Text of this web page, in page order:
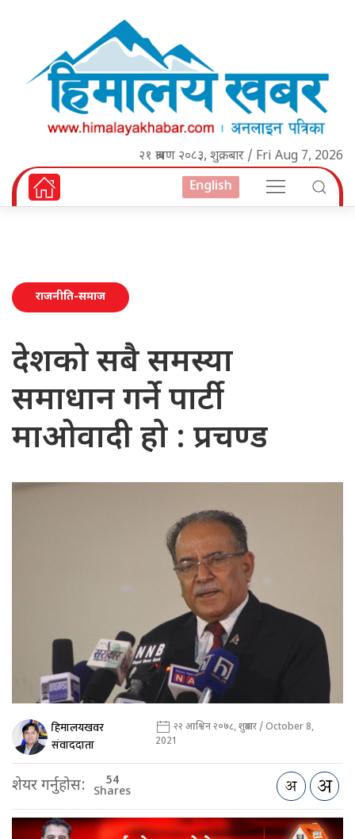
२१ श्रावण २०८३, शुक्रबार / Fri Aug 7, 2026
English
राजनीति-समाज
देशको सबै समस्या
समाधान गर्ने पार्टी
माओवादी हो : प्रचण्ड
हिमालयखवर
संवाददाता
२२ आश्विन २०७८, शुक्रबार / October 8,
2021
शेयर गर्नुहोस: 54
Shares